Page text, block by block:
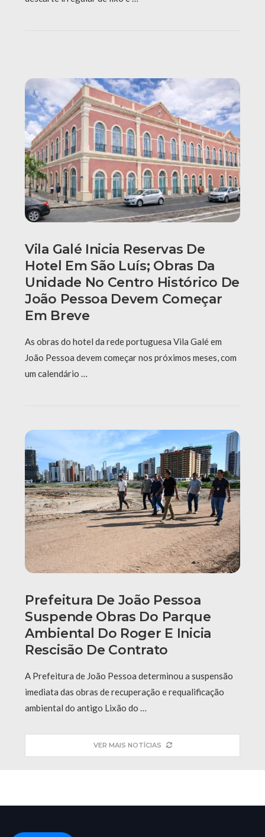
Vila Galé Inicia Reservas De
Hotel Em São Luís; Obras Da
Unidade No Centro Histórico De
João Pessoa Devem Começar
Em Breve
As obras do hotel da rede portuguesa Vila Galé em
João Pessoa devem começar nos próximos meses, com
um calendário …
Prefeitura De João Pessoa
Suspende Obras Do Parque
Ambiental Do Roger E Inicia
Rescisão De Contrato
A Prefeitura de João Pessoa determinou a suspensão
imediata das obras de recuperação e requalificação
ambiental do antigo Lixão do …
VER MAIS NOTÍCIAS